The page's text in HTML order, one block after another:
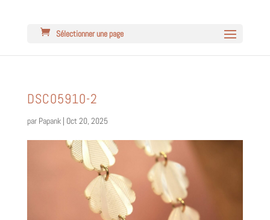
Sélectionner une page
DSC05910-2
par Papank| Oct 20, 2025